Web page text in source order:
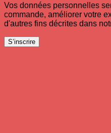
Vos données personnelles
commande, améliorer votre
d'autres fins décrites dans
S’inscrire